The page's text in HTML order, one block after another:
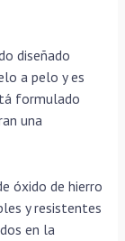
diseñado
a pelo y es
formulado
una
óxido de hierro
y resistentes
en la